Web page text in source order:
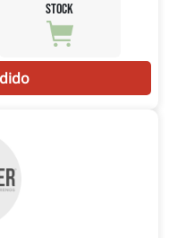
STOCK